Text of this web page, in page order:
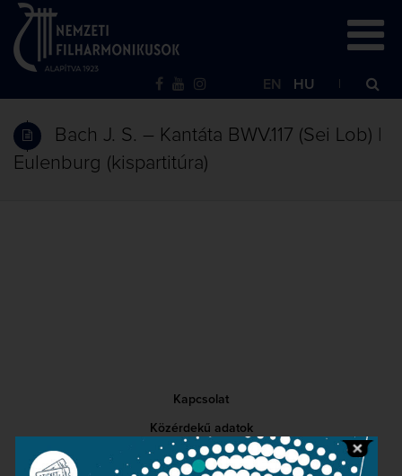
EN HU
Bach J. S. – Kantáta BWV.117 (Sei Lob) |
Eulenburg (kispartitúra)
Kapcsolat
Közérdekű adatok
Sajtószoba